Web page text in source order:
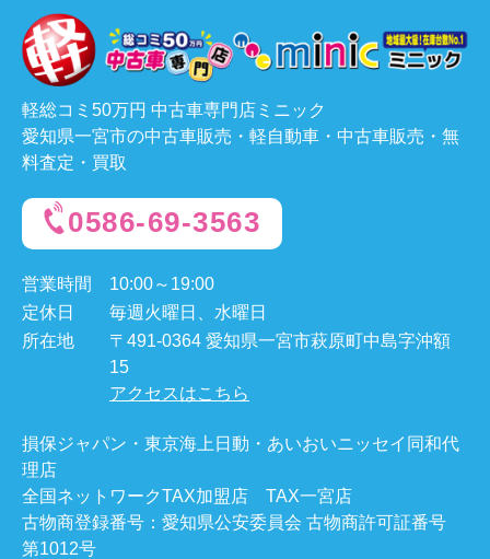
軽総コミ50万円 中古車専門店ミニック
愛知県一宮市の中古車販売・軽自動車・中古車販売・無
料査定・買取
0586-69-3563
営業時間
10:00～19:00
定休日
毎週火曜日、水曜日
所在地
〒491-0364 愛知県一宮市萩原町中島字沖額
15
アクセスはこちら
損保ジャパン・東京海上日動・あいおいニッセイ同和代
理店
全国ネットワークTAX加盟店 TAX一宮店
古物商登録番号：愛知県公安委員会 古物商許可証番号
第1012号